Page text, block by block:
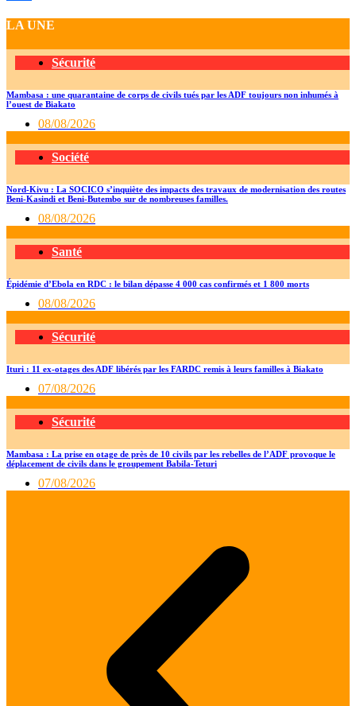
LA UNE
Sécurité
Mambasa : une quarantaine de corps de civils tués par les ADF toujours non inhumés à
l’ouest de Biakato
08/08/2026
Société
Nord-Kivu : La SOCICO s’inquiète des impacts des travaux de modernisation des routes
Beni-Kasindi et Beni-Butembo sur de nombreuses familles.
08/08/2026
Santé
Épidémie d’Ebola en RDC : le bilan dépasse 4 000 cas confirmés et 1 800 morts
08/08/2026
Sécurité
Ituri : 11 ex-otages des ADF libérés par les FARDC remis à leurs familles à Biakato
07/08/2026
Sécurité
Mambasa : La prise en otage de près de 10 civils par les rebelles de l’ADF provoque le
déplacement de civils dans le groupement Babila-Teturi
07/08/2026